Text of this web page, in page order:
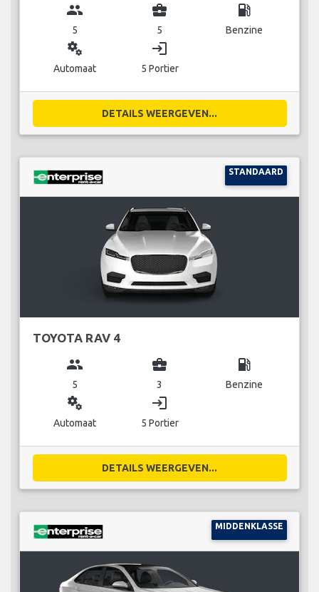
group
5
business_center
5
local_gas_station
Benzine
miscellaneous_services
Automaat
login
5 Portier
DETAILS WEERGEVEN...
STANDAARD
TOYOTA RAV 4
group
5
business_center
3
local_gas_station
Benzine
miscellaneous_services
Automaat
login
5 Portier
DETAILS WEERGEVEN...
MIDDENKLASSE